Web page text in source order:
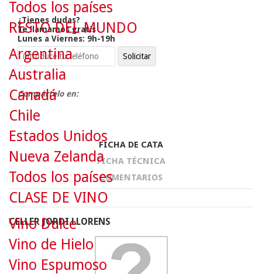
¿Tienes dudas?
Te llamamos gratis
Lunes a Viernes: 9h-19h
Compártelo en:
FICHA DE CATA
FICHA TÉCNICA
COMENTARIOS
CELLER JORDI LLORENS
Todos los países
RESTO DEL MUNDO
Argentina
Australia
Canadá
Chile
Estados Unidos
Nueva Zelanda
Todos los países
CLASE DE VINO
Vino Dulce
Vino de Hielo
Vino Espumoso